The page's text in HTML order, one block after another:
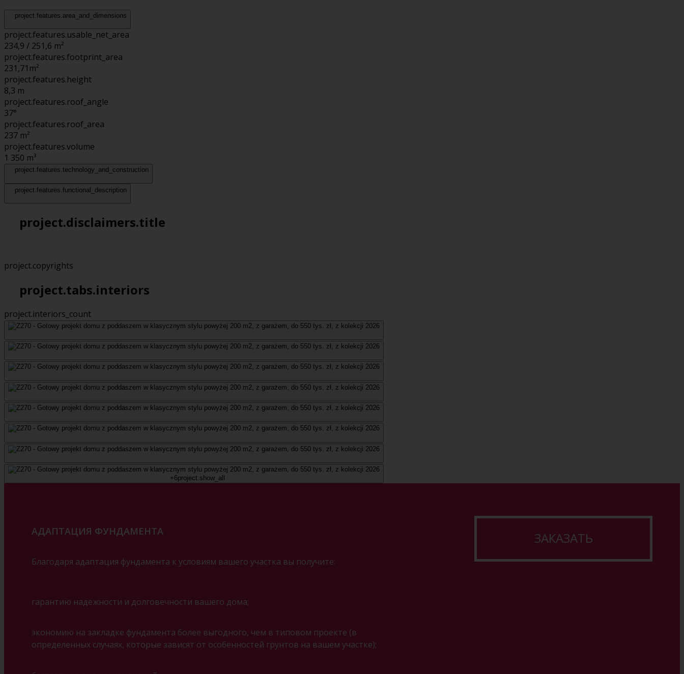
project.features.area_and_dimensions
project.features.usable_net_area
234,9 / 251,6 m²
project.features.footprint_area
231,71 m²
project.features.height
8,3 m
project.features.roof_angle
37°
project.features.roof_area
237 m²
project.features.volume
1 350 m³
project.features.technology_and_construction
project.features.functional_description
project.disclaimers.title
project.copyrights
project.tabs.interiors
project.interiors_count
+6project.show_all
АДАПТАЦИЯ ФУНДАМЕНТА
Благодаря адаптация фундамента к условиям вашего участка вы получите:
гарантию надежности и долговечности вашего дома;
экономию на закладке фундамента более выгодного, чем в типовом проекте (в
определенных случаях, которые зависят от особенностей грунтов на вашем участке);
ЗАКАЗАТЬ